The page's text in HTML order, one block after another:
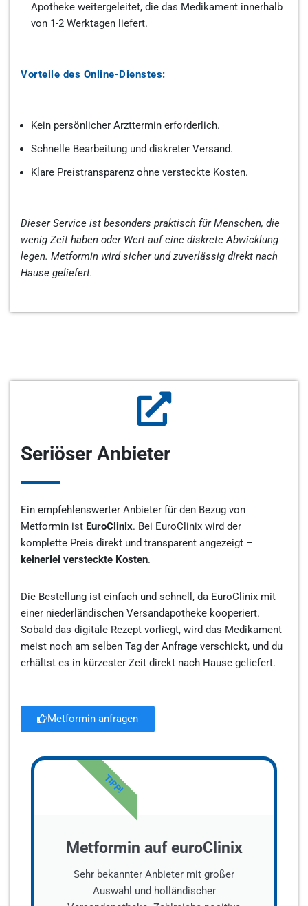
Apotheke weitergeleitet, die das Medikament innerhalb
von 1-2 Werktagen liefert.
Vorteile des Online-Dienstes:
Kein persönlicher Arzttermin erforderlich.
Schnelle Bearbeitung und diskreter Versand.
Klare Preistransparenz ohne versteckte Kosten.
Dieser Service ist besonders praktisch für Menschen, die
wenig Zeit haben oder Wert auf eine diskrete Abwicklung
legen. Metformin wird sicher und zuverlässig direkt nach
Hause geliefert.
Seriöser Anbieter
Ein empfehlenswerter Anbieter für den Bezug von
Metformin ist EuroClinix. Bei EuroClinix wird der
komplette Preis direkt und transparent angezeigt –
keinerlei versteckte Kosten.
Die Bestellung ist einfach und schnell, da EuroClinix mit
einer niederländischen Versandapotheke kooperiert.
Sobald das digitale Rezept vorliegt, wird das Medikament
meist noch am selben Tag der Anfrage verschickt, und du
erhältst es in kürzester Zeit direkt nach Hause geliefert.
Metformin anfragen
Metformin auf euroClinix
Sehr bekannter Anbieter mit großer
Auswahl und holländischer
TIPP!